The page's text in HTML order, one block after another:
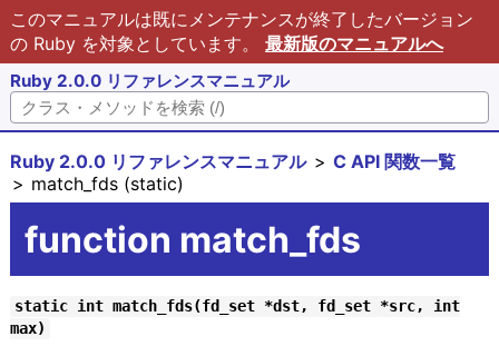
このマニュアルは既にメンテナンスが終了したバージョン
の Ruby を対象としています。 最新版のマニュアルへ
Ruby 2.0.0 リファレンスマニュアル
Ruby 2.0.0 リファレンスマニュアル
C API 関数一覧
match_fds (static)
function match_fds
static int match_fds(fd_set *dst, fd_set *src, int
max)